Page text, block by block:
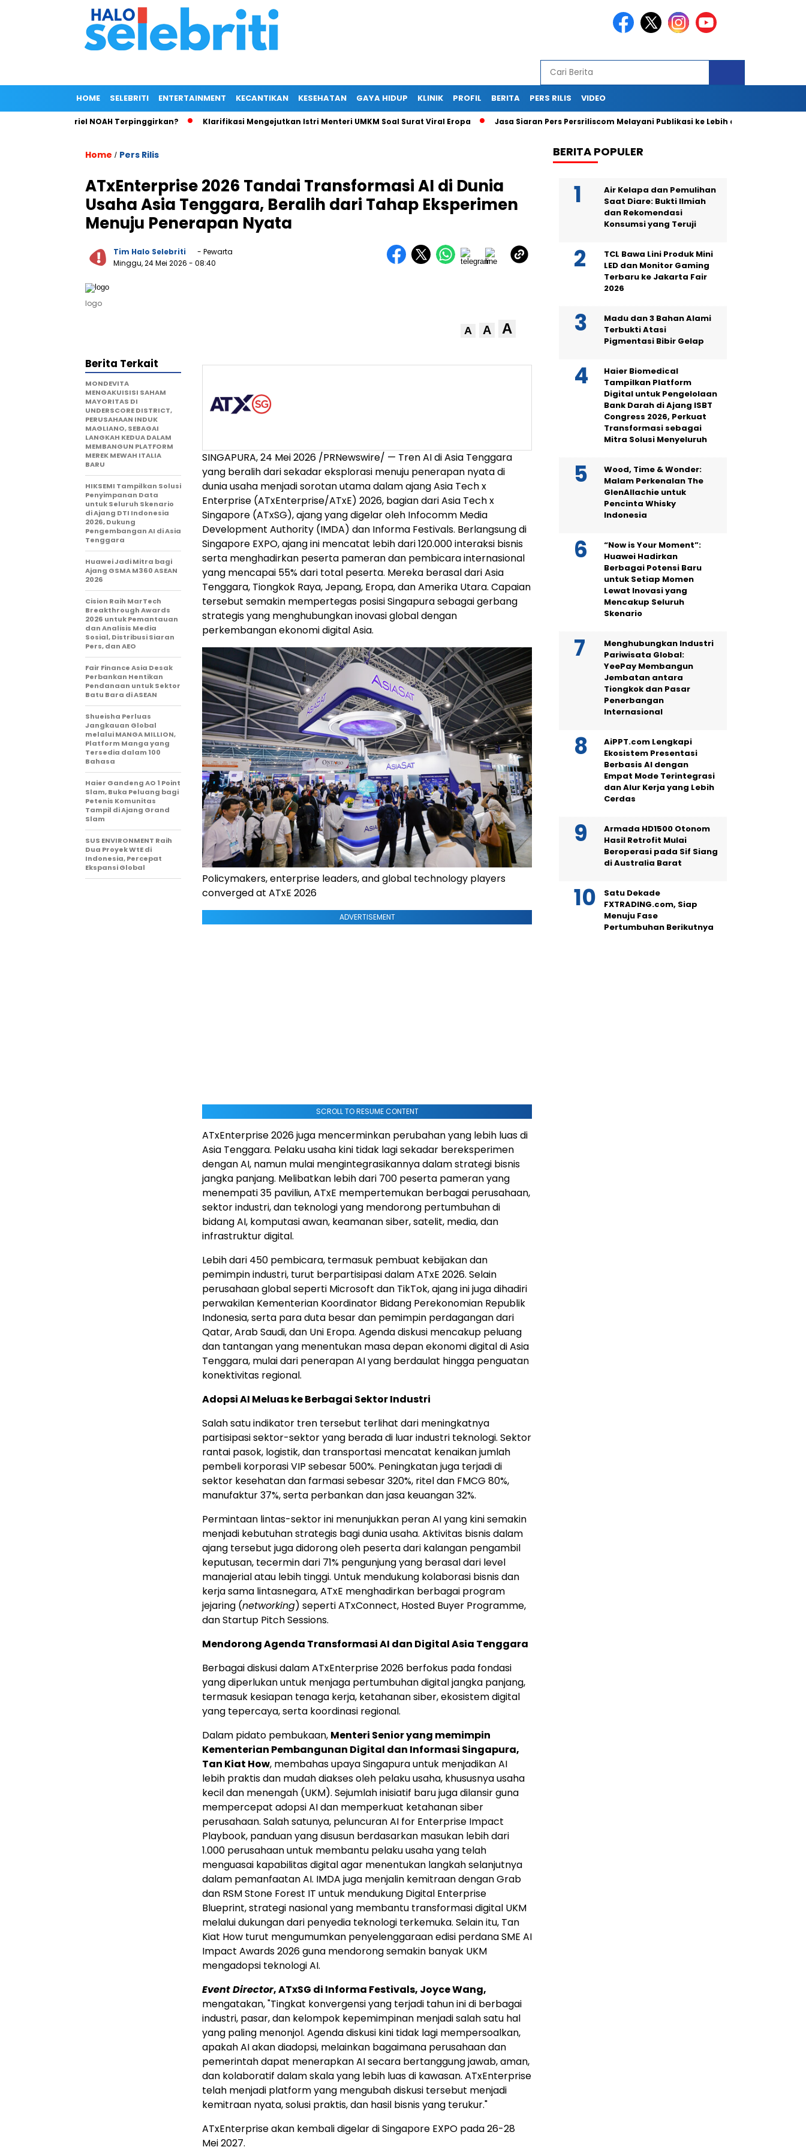
HOME SELEBRITI ENTERTAINMENT KECANTIKAN KESEHATAN GAYA HIDUP KLINIK PROFIL BERITA PERS RILIS VIDEO
Wong, Ariel NOAH Terpinggirkan? Klarifikasi Mengejutkan Istri Menteri UMKM Soal Surat Viral Eropa Jasa Siaran Pers Persriliscom Melayani Publikasi ke Lebih dari 150 Media Online
Home / Pers Rilis
ATxEnterprise 2026 Tandai Transformasi AI di Dunia
Usaha Asia Tenggara, Beralih dari Tahap Eksperimen
Menuju Penerapan Nyata
Tim Halo Selebriti
- Pewarta
Minggu, 24 Mei 2026 - 08:40
logo
A A A
SINGAPURA, 24 Mei 2026 /PRNewswire/ — Tren AI di Asia Tenggara
yang beralih dari sekadar eksplorasi menuju penerapan nyata di
dunia usaha menjadi sorotan utama dalam ajang Asia Tech x
Enterprise (ATxEnterprise/ATxE) 2026, bagian dari Asia Tech x
Singapore (ATxSG), ajang yang digelar oleh Infocomm Media
Development Authority (IMDA) dan Informa Festivals. Berlangsung di
Singapore EXPO, ajang ini mencatat lebih dari 120.000 interaksi bisnis
serta menghadirkan peserta pameran dan pembicara internasional
yang mencapai 55% dari total peserta. Mereka berasal dari Asia
Tenggara, Tiongkok Raya, Jepang, Eropa, dan Amerika Utara. Capaian
tersebut semakin mempertegas posisi Singapura sebagai gerbang
strategis yang menghubungkan inovasi global dengan
perkembangan ekonomi digital Asia.
Policymakers, enterprise leaders, and global technology players
converged at ATxE 2026
ADVERTISEMENT
SCROLL TO RESUME CONTENT
ATxEnterprise 2026 juga mencerminkan perubahan yang lebih luas di
Asia Tenggara. Pelaku usaha kini tidak lagi sekadar bereksperimen
dengan AI, namun mulai mengintegrasikannya dalam strategi bisnis
jangka panjang. Melibatkan lebih dari 700 peserta pameran yang
menempati 35 paviliun, ATxE mempertemukan berbagai perusahaan,
sektor industri, dan teknologi yang mendorong pertumbuhan di
bidang AI, komputasi awan, keamanan siber, satelit, media, dan
infrastruktur digital.
Lebih dari 450 pembicara, termasuk pembuat kebijakan dan
pemimpin industri, turut berpartisipasi dalam ATxE 2026. Selain
perusahaan global seperti Microsoft dan TikTok, ajang ini juga dihadiri
perwakilan Kementerian Koordinator Bidang Perekonomian Republik
Indonesia, serta para duta besar dan pemimpin perdagangan dari
Qatar, Arab Saudi, dan Uni Eropa. Agenda diskusi mencakup peluang
dan tantangan yang menentukan masa depan ekonomi digital di Asia
Tenggara, mulai dari penerapan AI yang berdaulat hingga penguatan
konektivitas regional.
Adopsi AI Meluas ke Berbagai Sektor Industri
Salah satu indikator tren tersebut terlihat dari meningkatnya
partisipasi sektor-sektor yang berada di luar industri teknologi. Sektor
rantai pasok, logistik, dan transportasi mencatat kenaikan jumlah
pembeli korporasi VIP sebesar 500%. Peningkatan juga terjadi di
sektor kesehatan dan farmasi sebesar 320%, ritel dan FMCG 80%,
manufaktur 37%, serta perbankan dan jasa keuangan 32%.
Permintaan lintas-sektor ini menunjukkan peran AI yang kini semakin
menjadi kebutuhan strategis bagi dunia usaha. Aktivitas bisnis dalam
ajang tersebut juga didorong oleh peserta dari kalangan pengambil
keputusan, tecermin dari 71% pengunjung yang berasal dari level
manajerial atau lebih tinggi. Untuk mendukung kolaborasi bisnis dan
kerja sama lintasnegara, ATxE menghadirkan berbagai program
jejaring (networking) seperti ATxConnect, Hosted Buyer Programme,
dan Startup Pitch Sessions.
Mendorong Agenda Transformasi AI dan Digital Asia Tenggara
Berbagai diskusi dalam ATxEnterprise 2026 berfokus pada fondasi
yang diperlukan untuk menjaga pertumbuhan digital jangka panjang,
termasuk kesiapan tenaga kerja, ketahanan siber, ekosistem digital
yang tepercaya, serta koordinasi regional.
Dalam pidato pembukaan, Menteri Senior yang memimpin
Kementerian Pembangunan Digital dan Informasi Singapura,
Tan Kiat How, membahas upaya Singapura untuk menjadikan AI
lebih praktis dan mudah diakses oleh pelaku usaha, khususnya usaha
kecil dan menengah (UKM). Sejumlah inisiatif baru juga dilansir guna
mempercepat adopsi AI dan memperkuat ketahanan siber
perusahaan. Salah satunya, peluncuran AI for Enterprise Impact
Playbook, panduan yang disusun berdasarkan masukan lebih dari
1.000 perusahaan untuk membantu pelaku usaha yang telah
menguasai kapabilitas digital agar menentukan langkah selanjutnya
dalam pemanfaatan AI. IMDA juga menjalin kemitraan dengan Grab
dan RSM Stone Forest IT untuk mendukung Digital Enterprise
Blueprint, strategi nasional yang membantu transformasi digital UKM
melalui dukungan dari penyedia teknologi terkemuka. Selain itu, Tan
Kiat How turut mengumumkan penyelenggaraan edisi perdana SME AI
Impact Awards 2026 guna mendorong semakin banyak UKM
mengadopsi teknologi AI.
Event Director, ATxSG di Informa Festivals, Joyce Wang,
mengatakan, "Tingkat konvergensi yang terjadi tahun ini di berbagai
industri, pasar, dan kelompok kepemimpinan menjadi salah satu hal
yang paling menonjol. Agenda diskusi kini tidak lagi mempersoalkan,
apakah AI akan diadopsi, melainkan bagaimana perusahaan dan
pemerintah dapat menerapkan AI secara bertanggung jawab, aman,
dan kolaboratif dalam skala yang lebih luas di kawasan. ATxEnterprise
telah menjadi platform yang mengubah diskusi tersebut menjadi
kemitraan nyata, solusi praktis, dan hasil bisnis yang terukur."
ATxEnterprise akan kembali digelar di Singapore EXPO pada 26-28
Mei 2027.
Berita Terkait
MONDEVITA
MENGAKUISISI SAHAM
MAYORITAS DI
UNDERSCORE DISTRICT,
PERUSAHAAN INDUK
MAGLIANO, SEBAGAI
LANGKAH KEDUA DALAM
MEMBANGUN PLATFORM
MEREK MEWAH ITALIA
BARU
HIKSEMI Tampilkan Solusi
Penyimpanan Data
untuk Seluruh Skenario
di Ajang DTI Indonesia
2026, Dukung
Pengembangan AI di Asia
Tenggara
Huawei Jadi Mitra bagi
Ajang GSMA M360 ASEAN
2026
Cision Raih MarTech
Breakthrough Awards
2026 untuk Pemantauan
dan Analisis Media
Sosial, Distribusi Siaran
Pers, dan AEO
Fair Finance Asia Desak
Perbankan Hentikan
Pendanaan untuk Sektor
Batu Bara di ASEAN
Shueisha Perluas
Jangkauan Global
melalui MANGA MILLION,
Platform Manga yang
Tersedia dalam 100
Bahasa
Haier Gandeng AO 1 Point
Slam, Buka Peluang bagi
Petenis Komunitas
Tampil di Ajang Grand
Slam
SUS ENVIRONMENT Raih
Dua Proyek WtE di
Indonesia, Percepat
Ekspansi Global
BERITA POPULER
Air Kelapa dan Pemulihan
Saat Diare: Bukti Ilmiah
dan Rekomendasi
Konsumsi yang Teruji
TCL Bawa Lini Produk Mini
LED dan Monitor Gaming
Terbaru ke Jakarta Fair
2026
Madu dan 3 Bahan Alami
Terbukti Atasi
Pigmentasi Bibir Gelap
Haier Biomedical
Tampilkan Platform
Digital untuk Pengelolaan
Bank Darah di Ajang ISBT
Congress 2026, Perkuat
Transformasi sebagai
Mitra Solusi Menyeluruh
Wood, Time & Wonder:
Malam Perkenalan The
GlenAllachie untuk
Pencinta Whisky
Indonesia
“Now is Your Moment”:
Huawei Hadirkan
Berbagai Potensi Baru
untuk Setiap Momen
Lewat Inovasi yang
Mencakup Seluruh
Skenario
Menghubungkan Industri
Pariwisata Global:
YeePay Membangun
Jembatan antara
Tiongkok dan Pasar
Penerbangan
Internasional
AiPPT.com Lengkapi
Ekosistem Presentasi
Berbasis AI dengan
Empat Mode Terintegrasi
dan Alur Kerja yang Lebih
Cerdas
Armada HD1500 Otonom
Hasil Retrofit Mulai
Beroperasi pada Sif Siang
di Australia Barat
Satu Dekade
FXTRADING.com, Siap
Menuju Fase
Pertumbuhan Berikutnya